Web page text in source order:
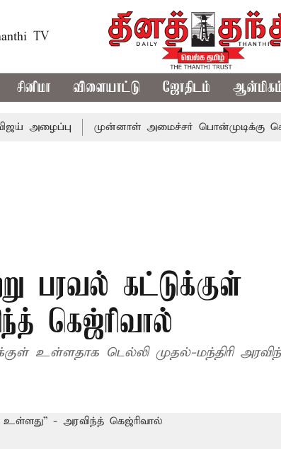
TV
சினிமா விளையாட்டு ஜோதிடம்
முன்னாள் அமைச்சர் பொன்முடிக்கு சென்னை
பரவல் கட்டுக்குள்
கெஜ்ரிவால்
உள்ளதாக டெல்லி முதல்-மந்திரி